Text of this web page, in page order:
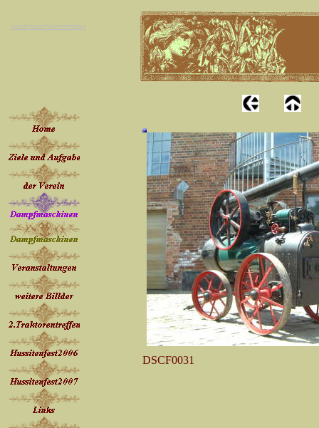
Suchmaschineneintrag
DSCF0031